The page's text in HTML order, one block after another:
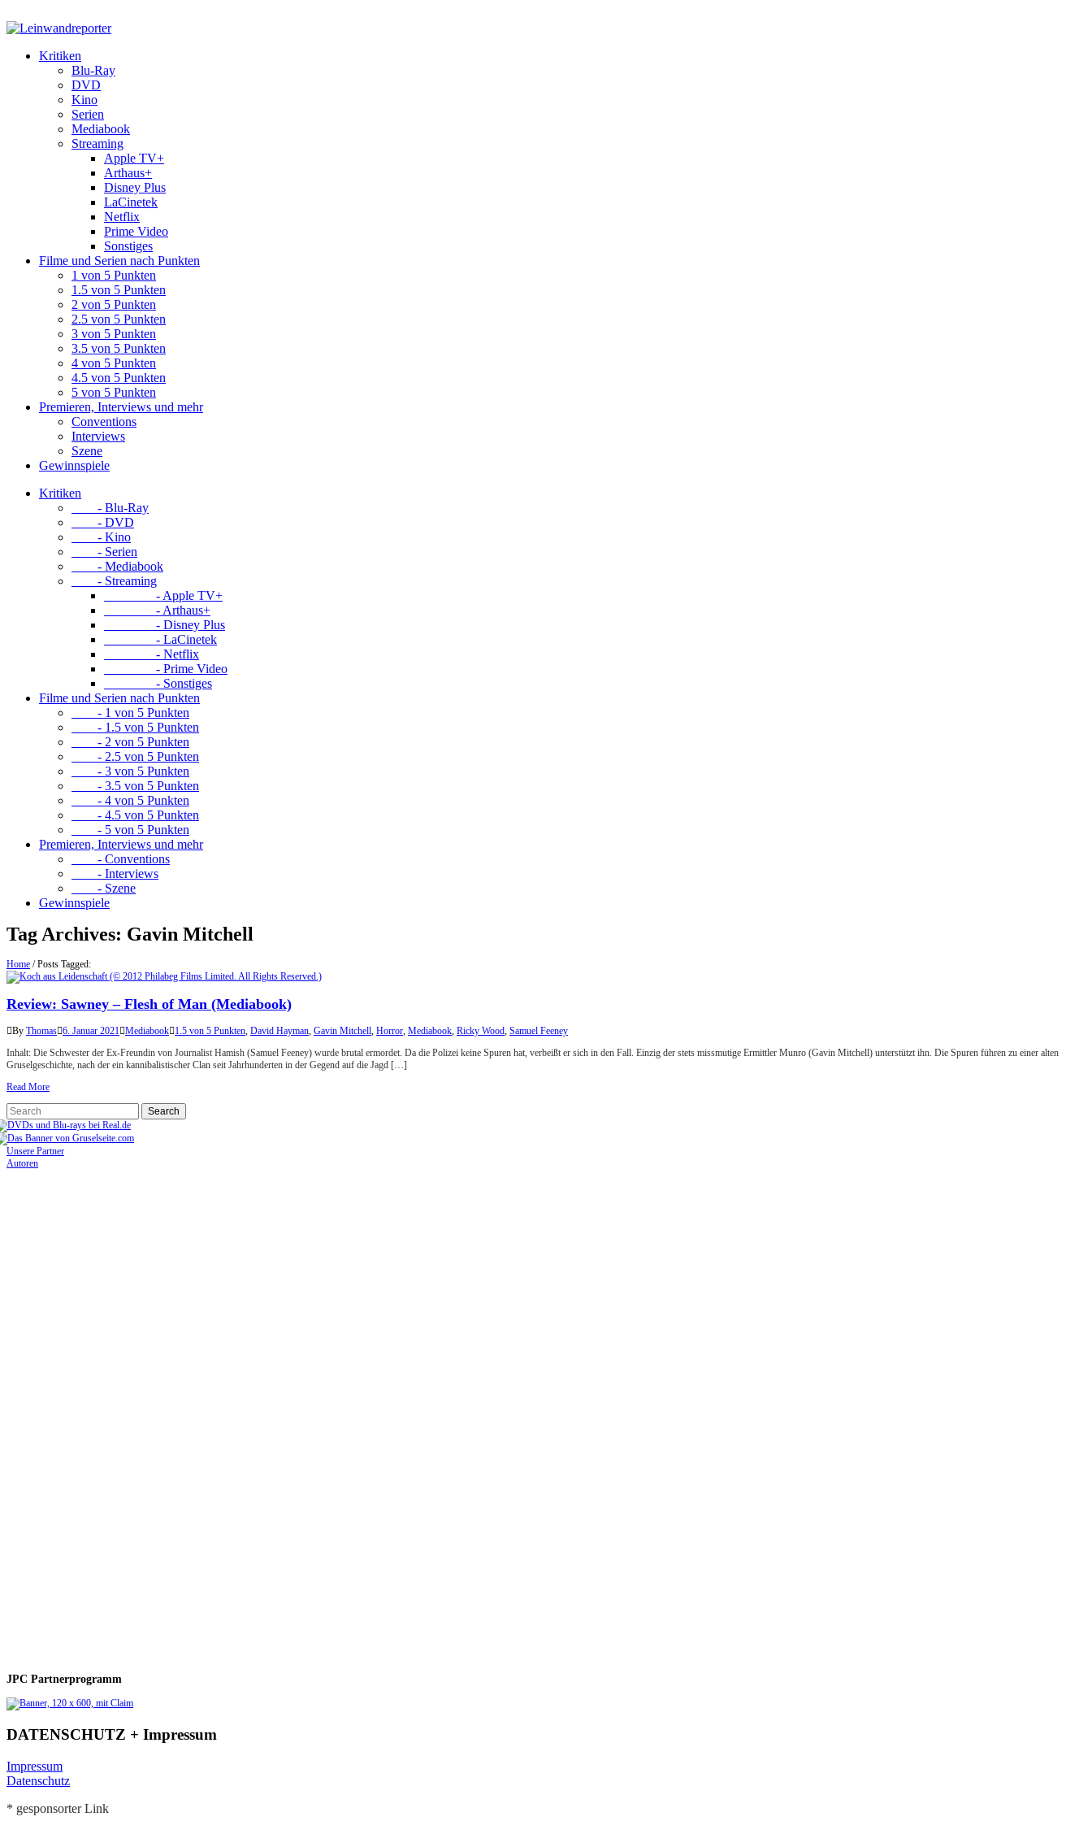
Kritiken
Blu-Ray
DVD
Kino
Serien
Mediabook
Streaming
Apple TV+
Arthaus+
Disney Plus
LaCinetek
Netflix
Prime Video
Sonstiges
Filme und Serien nach Punkten
1 von 5 Punkten
1.5 von 5 Punkten
2 von 5 Punkten
2.5 von 5 Punkten
3 von 5 Punkten
3.5 von 5 Punkten
4 von 5 Punkten
4.5 von 5 Punkten
5 von 5 Punkten
Premieren, Interviews und mehr
Conventions
Interviews
Szene
Gewinnspiele
Kritiken
- Blu-Ray
- DVD
- Kino
- Serien
- Mediabook
- Streaming
- Apple TV+
- Arthaus+
- Disney Plus
- LaCinetek
- Netflix
- Prime Video
- Sonstiges
Filme und Serien nach Punkten
- 1 von 5 Punkten
- 1.5 von 5 Punkten
- 2 von 5 Punkten
- 2.5 von 5 Punkten
- 3 von 5 Punkten
- 3.5 von 5 Punkten
- 4 von 5 Punkten
- 4.5 von 5 Punkten
- 5 von 5 Punkten
Premieren, Interviews und mehr
- Conventions
- Interviews
- Szene
Gewinnspiele
Tag Archives: Gavin Mitchell
Home /Posts Tagged:
Review: Sawney – Flesh of Man (Mediabook)
By Thomas 6. Januar 2021 Mediabook 1.5 von 5 Punkten, David Hayman, Gavin Mitchell, Horror, Mediabook, Ricky Wood, Samuel Feeney
Inhalt: Die Schwester der Ex-Freundin von Journalist Hamish (Samuel Feeney) wurde brutal ermordet. Da die Polizei keine Spuren hat, verbeißt er sich in den Fall. Einzig der stets missmutige Ermittler Munro (Gavin Mitchell) unterstützt ihn. Die Spuren führen zu einer alten
Gruselgeschichte, nach der ein kannibalistischer Clan seit Jahrhunderten in der Gegend auf die Jagd […]
Read More
Unsere Partner
Autoren
JPC Partnerprogramm
DATENSCHUTZ + Impressum
Impressum
Datenschutz
* gesponsorter Link